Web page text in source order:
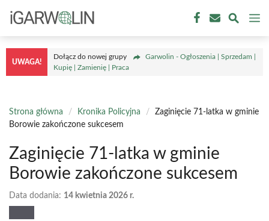
treści
UWAGA!
Dołącz do nowej grupy
Garwolin - Ogłoszenia | Sprzedam |
Kupię | Zamienię | Praca
Strona główna / Kronika Policyjna /
Zaginięcie 71-latka w gminie
Borowie zakończone sukcesem
Zaginięcie 71-latka w gminie
Borowie zakończone sukcesem
Data dodania: 14 kwietnia 2026 r.